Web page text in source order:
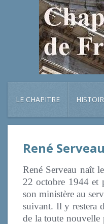
LE CHAPITRE
René
René Serveau naît
22 octobre 1944 et
son ministère au
suivant. Il y restera
de la toute nouvelle